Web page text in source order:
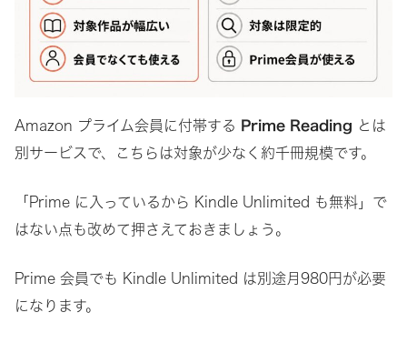
Amazon プライム会員に付帯する Prime Reading とは
別サービスで、こちらは対象が少なく約千冊規模です。
「Prime に入っているから Kindle Unlimited も無料」で
はない点も改めて押さえておきましょう。
Prime 会員でも Kindle Unlimited は別途月980円が必要
になります。